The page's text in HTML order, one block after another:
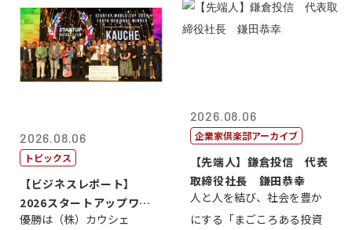
2026.08.06
トピックス
【ビジネスレポート】
2026スタートアップワー
ルドカップ東京
優勝は（株）カウシェ
2026.08.06
企業家倶楽部アーカイブ
【先端人】鎌倉投信 代表
取締役社長 鎌田恭幸
人と人を結び、社会を豊か
にする「まごころある投資